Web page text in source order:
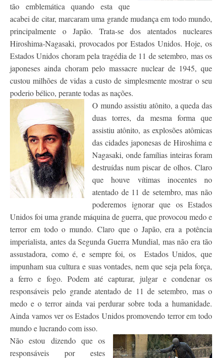
tão emblemática quando esta que
acabei de citar, marcaram uma grande mudança em todo mundo,
principalmente o Japão. Trata-se dos atentados nucleares
Hiroshima-Nagasaki, provocados por Estados Unidos. Hoje, os
Estados Unidos choram pela tragédia de 11 de setembro, mas os
japoneses ainda choram pelo massacre nuclear de 1945, que
custou milhões de vidas a custo de simplesmente mostrar o seu
poderio bélico, perante todas as nações.
O mundo assistiu atônito, a queda das
duas torres, da mesma forma que
assistiu atônito, as explosões atômicas
das cidades japonesas de Hiroshima e
Nagasaki, onde famílias inteiras foram
destruídas num piscar de olhos. Claro
que houve vítimas inocentes no
atentado de 11 de setembro, mas não
poderemos ignorar que os Estados
Unidos foi uma grande máquina de guerra, que provocou medo e
terror em todo o mundo. Claro que o Japão, era a potência
imperialista, antes da Segunda Guerra Mundial, mas não era tão
assustadora, como é, e sempre foi, os Estados Unidos, que
impunham sua cultura e suas vontades, nem que seja pela força,
a ferro e fogo. Podem até capturar, julgar e condenar os
responsáveis pelo grande atentado de 11 de setembro, mas o
medo e o terror ainda vai perdurar sobre toda a humanidade.
Ainda vamos ver os Estados Unidos promovendo terror em todo
mundo e lucrando com isso.
Não estou dizendo que os
responsáveis por estes